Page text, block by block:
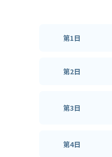
第1日
第2日
第3日
第4日